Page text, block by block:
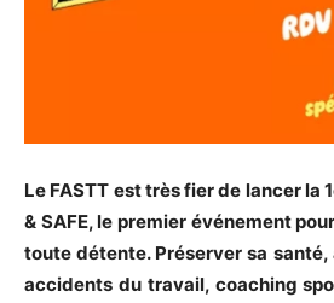
Le FASTT est très fier de lancer la
& SAFE, le premier événement
toute détente. Préserver sa
accidents du travail, coaching